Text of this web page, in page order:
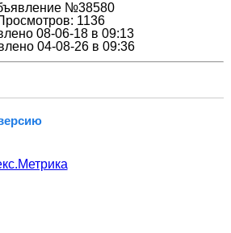
№38580
1136
08-06-18 в 09:13
04-08-26 в 09:36